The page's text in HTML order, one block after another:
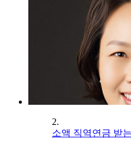
2.
소액 직역연금 받